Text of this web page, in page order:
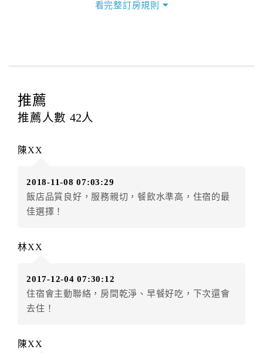
四、訂單異動
提出申辦不得異動訂單。
每筆訂單異動限定
辦理取消退款。
房者應補足差額。（限原訂飯店）
房者不得要求退其差額。（限原訂飯店）
五、保留住宿權益(保留住房)
（提出申辦日為保留起算日）
店客滿，敬請及早計畫，如逾時未提出申辦，視同無條
件放棄訂單（住宿權益）。 （限原訂飯店使用）
．每筆訂單異動限定乙次，限原訂飯店，異動完成後不
．訂單異動後，訂單費用總計大於原訂單費用總計時，
看完整訂房規則
推薦
推薦人數 42人
陳XX
2018-11-08 07:03:29
飯店品質良好，服務親切，餐飲水準高，住宿的最
佳選擇！
林XX
2017-12-04 07:30:12
住宿會主動聯絡，房間乾淨、早餐好吃，下次還會
去住！
陳XX